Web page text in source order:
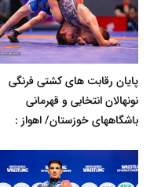
پایان رقابت های کشتی فرنگی
نونهالان انتخابی و قهرمانی
باشگاههای خوزستان/ اهواز :